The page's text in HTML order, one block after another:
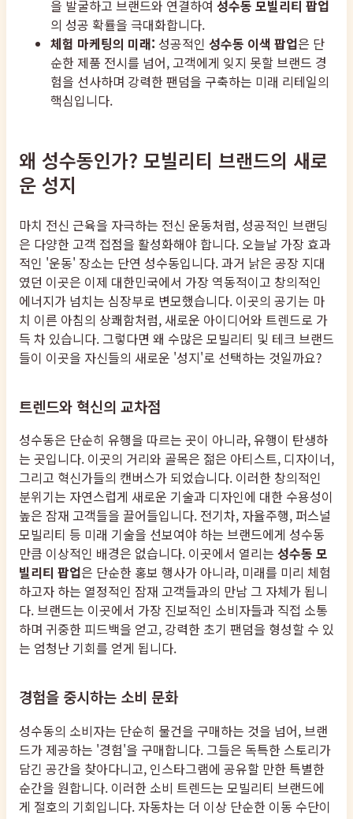
을 발굴하고 브랜드와 연결하여 성수동 모빌리티 팝업
의 성공 확률을 극대화합니다.
체험 마케팅의 미래: 성공적인 성수동 이색 팝업은 단
순한 제품 전시를 넘어, 고객에게 잊지 못할 브랜드 경
험을 선사하며 강력한 팬덤을 구축하는 미래 리테일의
핵심입니다.
왜 성수동인가? 모빌리티 브랜드의 새로
운 성지
마치 전신 근육을 자극하는 전신 운동처럼, 성공적인 브랜딩
은 다양한 고객 접점을 활성화해야 합니다. 오늘날 가장 효과
적인 '운동' 장소는 단연 성수동입니다. 과거 낡은 공장 지대
였던 이곳은 이제 대한민국에서 가장 역동적이고 창의적인
에너지가 넘치는 심장부로 변모했습니다. 이곳의 공기는 마
치 이른 아침의 상쾌함처럼, 새로운 아이디어와 트렌드로 가
득 차 있습니다. 그렇다면 왜 수많은 모빌리티 및 테크 브랜드
들이 이곳을 자신들의 새로운 '성지'로 선택하는 것일까요?
트렌드와 혁신의 교차점
성수동은 단순히 유행을 따르는 곳이 아니라, 유행이 탄생하
는 곳입니다. 이곳의 거리와 골목은 젊은 아티스트, 디자이너,
그리고 혁신가들의 캔버스가 되었습니다. 이러한 창의적인
분위기는 자연스럽게 새로운 기술과 디자인에 대한 수용성이
높은 잠재 고객들을 끌어들입니다. 전기차, 자율주행, 퍼스널
모빌리티 등 미래 기술을 선보여야 하는 브랜드에게 성수동
만큼 이상적인 배경은 없습니다. 이곳에서 열리는 성수동 모
빌리티 팝업은 단순한 홍보 행사가 아니라, 미래를 미리 체험
하고자 하는 열정적인 잠재 고객들과의 만남 그 자체가 됩니
다. 브랜드는 이곳에서 가장 진보적인 소비자들과 직접 소통
하며 귀중한 피드백을 얻고, 강력한 초기 팬덤을 형성할 수 있
는 엄청난 기회를 얻게 됩니다.
경험을 중시하는 소비 문화
성수동의 소비자는 단순히 물건을 구매하는 것을 넘어, 브랜
드가 제공하는 '경험'을 구매합니다. 그들은 독특한 스토리가
담긴 공간을 찾아다니고, 인스타그램에 공유할 만한 특별한
순간을 원합니다. 이러한 소비 트렌드는 모빌리티 브랜드에
게 절호의 기회입니다. 자동차는 더 이상 단순한 이동 수단이